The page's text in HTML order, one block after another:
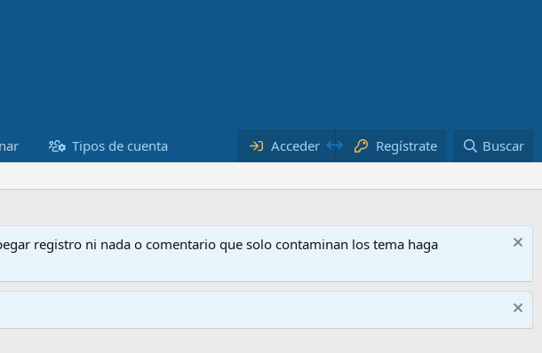
Tipos de cuenta Acceder Regístrate Buscar
registro ni nada o comentario que solo contaminan los tema haga